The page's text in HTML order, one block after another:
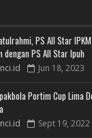
PS All Star
dengan PS All Star Ipuh
Jun 18, 2023
Portim Cup Lima
Sept 19, 2022